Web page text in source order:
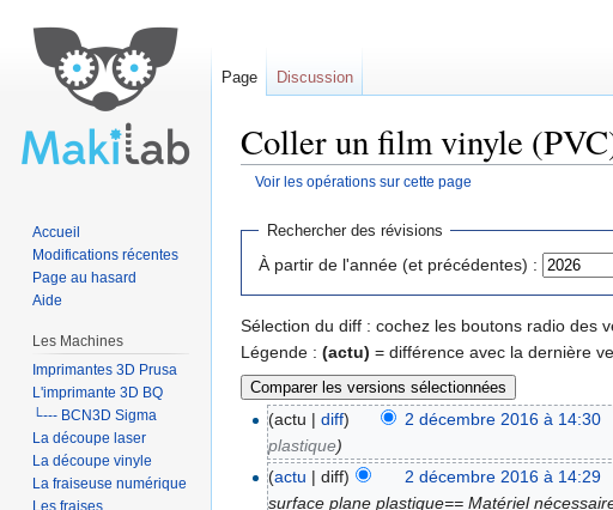
Coller un film vinyle
Voir les opérations sur cette page
Rechercher des révisions
À partir de l'année (et précédentes) :
Sélection du diff : cochez les boutons radio des
Légende : (actu) = différence avec la dernière
(actu |diff) 2 décembre 2016 à 14:30
plastique)
(actu | diff) 2 décembre 2016 à 14:29
surface plane plastique== Matériel
Page Discussion
Accueil
Modifications récentes
Page au hasard
Aide
Les Machines
Imprimantes 3D Prusa
L'imprimante 3D BQ
└--- BCN3D Sigma
La découpe laser
La découpe vinyle
La fraiseuse numérique
Les fraises